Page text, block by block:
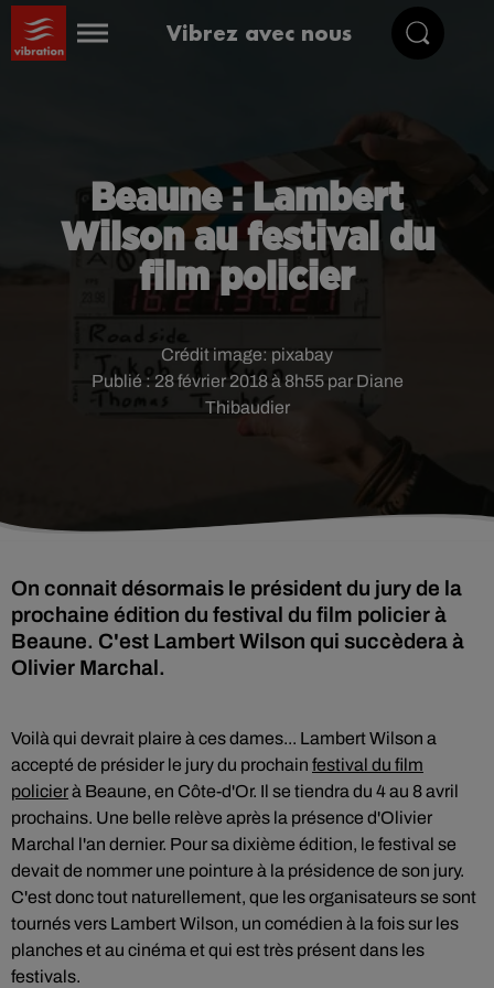
Vibrez avec nous
Beaune : Lambert
Wilson au festival du
film policier
Publié : 28 février 2018 à 8h55 par Diane
Thibaudier
Crédit image: pixabay
On connait désormais le président du jury de la
prochaine édition du festival du film policier à
Beaune. C'est Lambert Wilson qui succèdera à
Olivier Marchal.
Voilà qui devrait plaire à ces dames... Lambert Wilson a
accepté de présider le jury du prochain festival du film
policierà Beaune, en Côte-d'Or. Il se tiendra du 4 au 8 avril
prochains. Une belle relève après la présence d'Olivier
Marchal l'an dernier. Pour sa dixième édition, le festival se
devait de nommer une pointure à la présidence de son jury.
C'est donc tout naturellement, que les organisateurs se sont
tournés vers Lambert Wilson, un comédien à la fois sur les
planches et au cinéma et qui est très présent dans les
festivals.